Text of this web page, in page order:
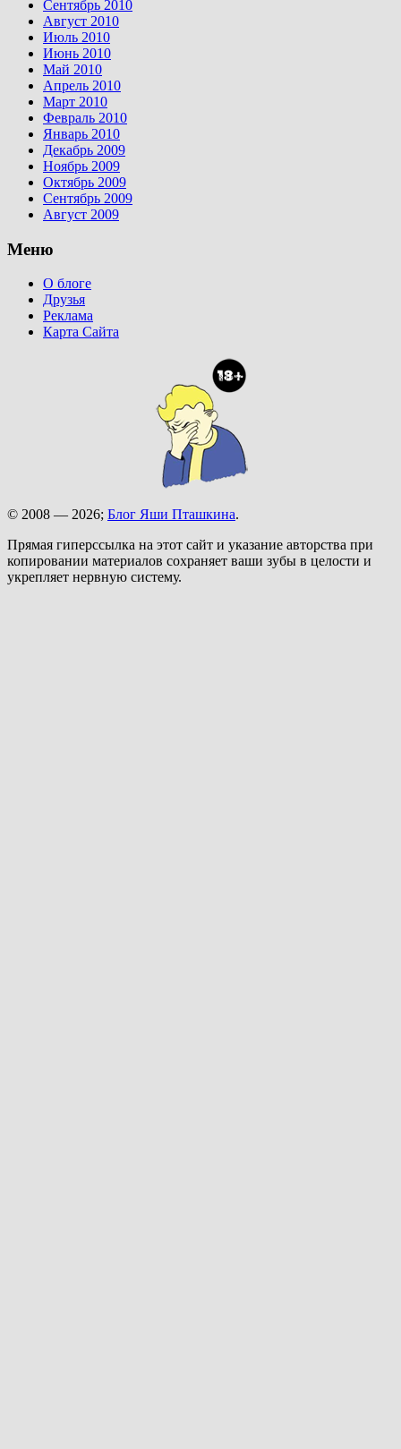
Сентябрь 2010
Август 2010
Июль 2010
Июнь 2010
Май 2010
Апрель 2010
Март 2010
Февраль 2010
Январь 2010
Декабрь 2009
Ноябрь 2009
Октябрь 2009
Сентябрь 2009
Август 2009
Меню
О блоге
Друзья
Реклама
Карта Сайта
© 2008 — 2026; Блог Яши Пташкина.
Прямая гиперссылка на этот сайт и указание авторства при
копировании материалов сохраняет ваши зубы в целости и
укрепляет нервную систему.